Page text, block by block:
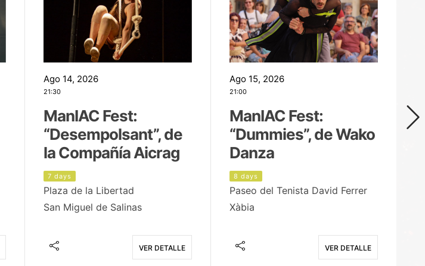
Ago 14, 2026
21:30
ManIAC Fest:
“Desempolsant”, de
la Compañía Aicrag
7 days
Plaza de la Libertad
San Miguel de Salinas
VER DETALLE
Ago 15, 2026
21:00
ManIAC Fest:
“Dummies”, de Wako
Danza
8 days
Paseo del Tenista David Ferrer
Xàbia
VER DETALLE